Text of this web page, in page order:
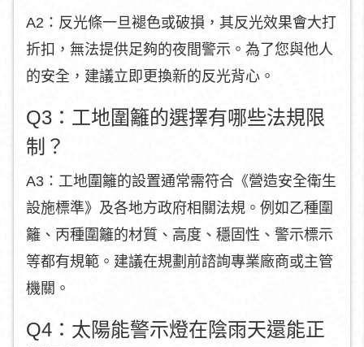
A2：反光條一旦褪色或破損，其反光效果會大打
折扣，無法提供足夠的夜間警示。為了您與他人
的安全，建議立即更換新的反光背心。
Q3：工地圍籬的選擇有哪些法規限
制？
A3：工地圍籬的設置通常需符合《營造安全衛生
設施標準》及各地方政府相關法規。例如乙種圍
籬、丙種圍籬的材質、高度、穩固性、警示標示
等都有規範。建議在規劃前諮詢專業廠商或主管
機關。
Q4：太陽能警示燈在陰雨天還能正